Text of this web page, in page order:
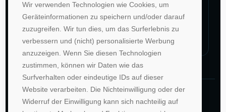
Wir verwenden Technologien wie Cookies, um
Geräteinformationen zu speichern und/oder darauf
zuzugreifen. Wir tun dies, um das Surferlebnis zu
verbessern und (nicht) personalisierte Werbung
anzuzeigen. Wenn Sie diesen Technologien
zustimmen, können wir Daten wie das
Surfverhalten oder eindeutige IDs auf dieser
Website verarbeiten. Die Nichteinwilligung oder der
Widerruf der Einwilligung kann sich nachteilig auf
Im Rahmen unseres Engagements in der Allianz für
Klima und Entwicklung gleichen wir unsere CO2-
Emissionen durch weltweite Projekte aus.
Zur Website von Climate Extender: Klimaneutrales Unternehmen
©1996-2026 Deutsche Hochschulwerbung und -
vertriebs GmbH. Alle Rechte vorbehalten.